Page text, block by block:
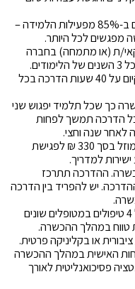
– על תלמידי התוכנית להיות נוכחים ב-85% מפעילות הלמידה –
מפגשים לכל היותר.
ת (או מתמחה) בחברה
– בתום ההכשרה יש להציג אישור קיום על 40 שעות הדרכה בכל
כך שכל תלמיד יפגוש שני
הדרכה תמשך לפחות
שנה וחצי.
– תלמידי התוכנית זכאים לתעריף מוזל בסך 330 ₪ לפגישת
למדריך.
ההדרכה תתרכז
יש להפריד בין הדרכה
כל תלמיד נדרש לקיים מינימום של 4 טיפולים במטופלים שונים
טווח במהלך ההכשרה.
או בקליניקה פרטית.
האישית במהלך ההכשרה
פסיכואנליטית לאורך